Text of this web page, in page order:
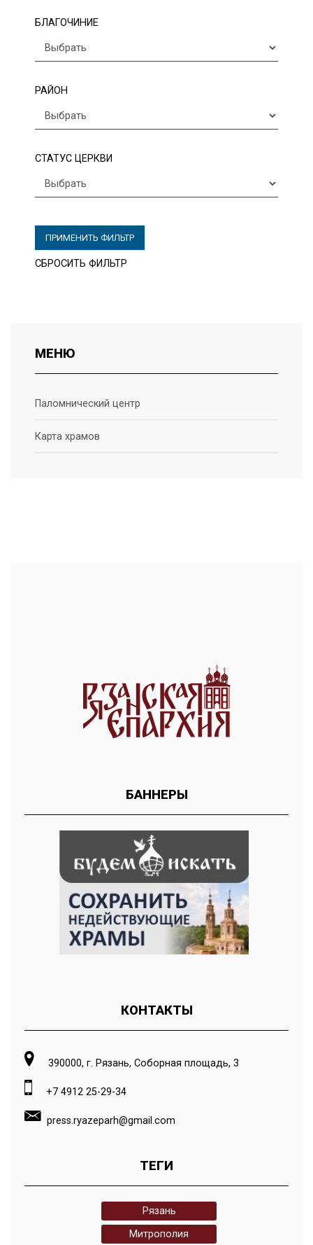
БЛАГОЧИНИЕ
РАЙОН
СТАТУС ЦЕРКВИ
ПРИМЕНИТЬ ФИЛЬТР
СБРОСИТЬ ФИЛЬТР
МЕНЮ
Паломнический центр
Карта храмов
БАННЕРЫ
КОНТАКТЫ
390000, г. Рязань, Соборная площадь, 3
+7 4912 25-29-34
press.ryazeparh@gmail.com
ТЕГИ
Рязань
Митрополия